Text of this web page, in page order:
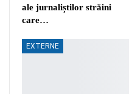
ale jurnaliștilor străini
care…
EXTERNE